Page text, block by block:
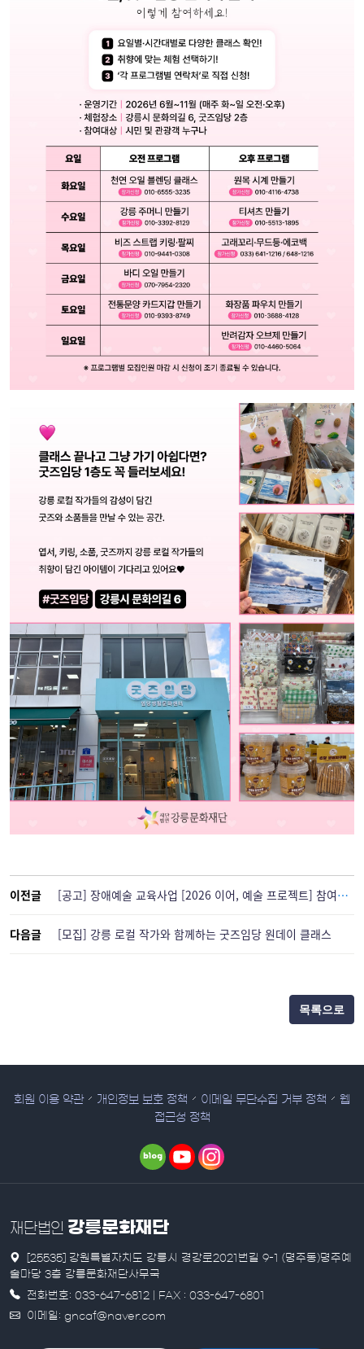
이전글 [공고] 장애예술 교육사업 [2026 이어, 예술 프로젝트] 참여자 서류합격자 공고
다음글 [모집] 강릉 로컬 작가와 함께하는 굿즈임당 원데이 클래스
목록으로
회원 이용 약관 개인정보 보호 정책 이메일 무단수집 거부 정책
웹
접근성 정책
재단법인 강릉문화재단
[25535] 강원특별자치도 강릉시 경강로2021번길 9-1 (명주동)명주예
술마당 3층 강릉문화재단사무국
전화번호: 033-647-6812 | FAX : 033-647-6801
이메일: gncaf@naver.com